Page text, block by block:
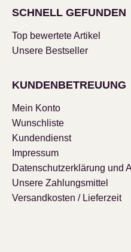
SCHNELL GEFUNDEN
Top bewertete Artikel
Unsere Bestseller
KUNDENBETREUUNG
Mein Konto
Wunschliste
Kundendienst
Impressum
Datenschutzerklärung und
Unsere Zahlungsmittel
Versandkosten / Lieferzeit